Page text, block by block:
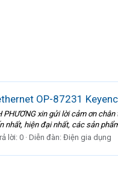
OP-87231
PHƯƠNG xin gửi lời cảm ơn
nhất, hiện đại nhất, các sản
lời: 0 Diễn đàn: Điện gia dụng